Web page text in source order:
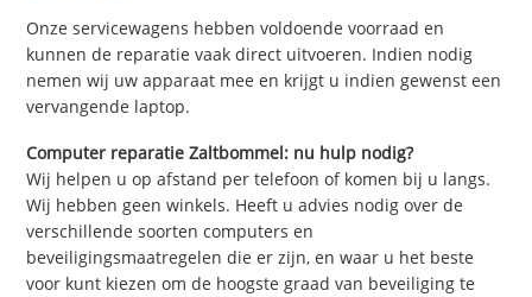
Onze servicewagens hebben voldoende voorraad en
kunnen de reparatie vaak direct uitvoeren. Indien nodig
nemen wij uw apparaat mee en krijgt u indien gewenst een
vervangende laptop.
Computer reparatie Zaltbommel: nu hulp nodig?
Wij helpen u op afstand per telefoon of komen bij u langs.
Wij hebben geen winkels. Heeft u advies nodig over de
verschillende soorten computers en
beveiligingsmaatregelen die er zijn, en waar u het beste
voor kunt kiezen om de hoogste graad van beveiliging te